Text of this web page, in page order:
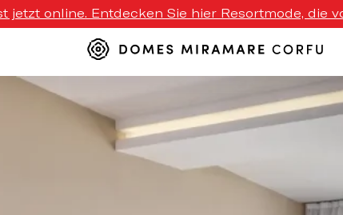
jetzt online. Entdecken Sie hier Resortmode, die